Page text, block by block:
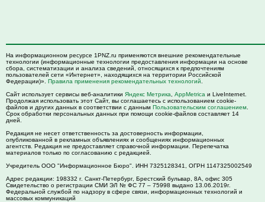
На информационном ресурсе 1PNZ.ru применяются внешние рекомендательные
технологии (информационные технологии предоставления информации на основе
сбора, систематизации и анализа сведений, относящихся к предпочтениям
пользователей сети «Интернет», находящихся на территории Российской
Федерации)». Правила применения рекомендательных технологий
Сайт использует сервисы веб-аналитики Яндекс Метрика AppMetrica и LiveInternet.
Продолжая использовать этот Сайт, вы соглашаетесь с использованием cookie-
файлов и других данных в соответствии с данным Пользовательским соглашением
Срок обработки персональных данных при помощи cookie-файлов составляет 14
дней.
Редакция не несет ответственность за достоверность информации,
опубликованной в рекламных объявлениях и сообщениях информационных
агентств. Редакция не предоставляет справочной информации. Перепечатка
материалов только по согласованию с редакцией.
Учредитель ООО "Информационное Бюро". ИНН 7325128341, ОГРН 1147325002549
Адрес редакции: 198332 г. Санкт-Петербург, Брестский бульвар, 8А, офис 305
Свидетельство о регистрации СМИ ЭЛ № ФС 77 – 75998 выдано 13.06.2019г.
Федеральной службой по надзору в сфере связи, информационных технологий и
массовых коммуникаций